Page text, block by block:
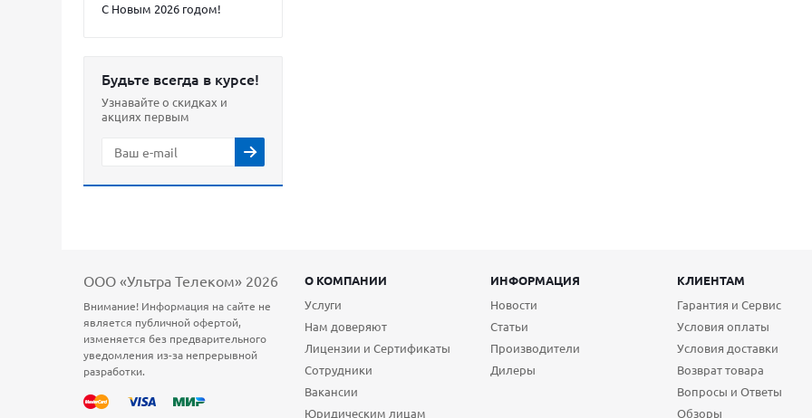
С Новым 2026 годом!
Будьте всегда в курсе!
Узнавайте о скидках и
акциях первым
ООО «Ультра Телеком» 2026
Внимание! Информация на сайте не
является публичной офертой,
изменяется без предварительного
уведомления из-за непрерывной
разработки.
О КОМПАНИИ ИНФОРМАЦИЯ
КЛИЕНТАМ
Услуги
Нам доверяют
Лицензии и Сертификаты
Сотрудники
Вакансии
Юридическим лицам
Новости
Статьи
Производители
Дилеры
Гарантия и Сервис
Условия оплаты
Условия доставки
Возврат товара
Вопросы и Ответы
Обзоры